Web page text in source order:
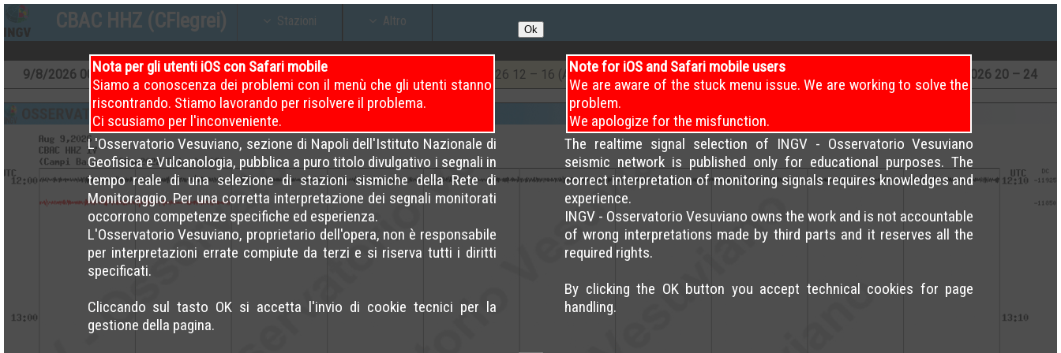
CBAC HHZ (CFlegrei) Stazioni Altro
Ok
Nota per gli utenti iOS con Safari mobile
Siamo a conoscenza dei problemi con il menù che gli utenti stanno
riscontrando. Stiamo lavorando per risolvere il problema.
Ci scusiamo per l'inconveniente.
L'Osservatorio Vesuviano, sezione di Napoli dell'Istituto Nazionale di
Geofisica e Vulcanologia, pubblica a puro titolo divulgativo i segnali in
tempo reale di una selezione di stazioni sismiche della Rete di
Monitoraggio. Per una corretta interpretazione dei segnali monitorati
occorrono competenze specifiche ed esperienza.
L'Osservatorio Vesuviano, proprietario dell'opera, non è responsabile
per interpretazioni errate compiute da terzi e si riserva tutti i diritti
specificati.
Cliccando sul tasto OK si accetta l'invio di cookie tecnici per la
gestione della pagina.
Note for iOS and Safari mobile users
We are aware of the stuck menu issue. We are working to solve the
problem.
We apologize for the misfunction.
The realtime signal selection of INGV - Osservatorio Vesuviano
seismic network is published only for educational purposes. The
correct interpretation of monitoring signals requires knowledges and
experience.
INGV - Osservatorio Vesuviano owns the work and is not accountable
of wrong interpretations made by third parts and it reserves all the
required rights.
By clicking the OK button you accept technical cookies for page
handling.
9/8/202600 – 04 9/8/2026 04 – 08 9/8/2026 /8/2026 12 – 16 (Attuale) 8/8/202612 – 16 /8/2026 20 – 24